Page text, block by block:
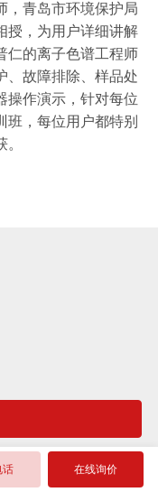
，青岛市环境保护局
授，为用户详细讲解
仁的离子色谱工程师
、故障排除、样品处
操作演示，针对每位
班，每位用户都特别
话 在线询价